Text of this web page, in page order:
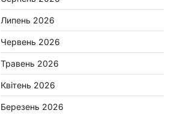
Липень 2026
Червень 2026
Травень 2026
Квітень 2026
Березень 2026